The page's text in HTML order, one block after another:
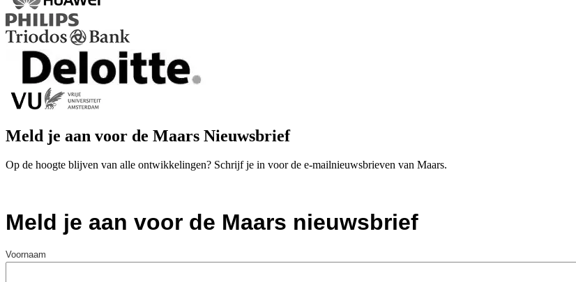
Meld je aan voor de Maars Nieuwsbrief
Op de hoogte blijven van alle ontwikkelingen? Schrijf je in voor de e-mailnieuwsbrieven van Maars.